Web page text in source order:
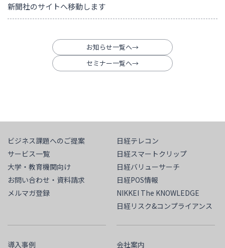
新聞社のサイトへ移動します
お知らせ一覧へ
セミナー一覧へ
ビジネス課題へのご提案
サービス一覧
大学・教育機関向け
お問い合わせ・資料請求
メルマガ登録
日経テレコン
日経スマートクリップ
日経バリューサーチ
日経POS情報
NIKKEI The KNOWLEDGE
日経リスク&コンプライアンス
導入事例 会社案内